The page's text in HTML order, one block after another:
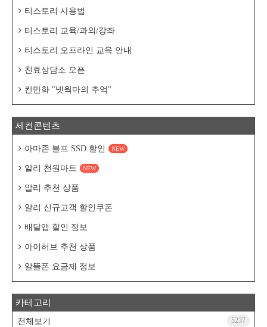
티스토리 사용법
티스토리 교육/과외/강좌
티스토리 오프라인 교육 안내
친효상담소 오픈
칸만화 "넷웍마의 추억"
세컨콘텐츠
아마존 블프 SSD 할인 NEW
알리 천원마트 NEW
알리 추천 상품
알리 신규고객 할인쿠폰
배달앱 할인 정보
아이허브 추천 상품
알뜰폰 요금제 정보
카테고리
전체보기 5237